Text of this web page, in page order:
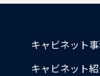
キャビネット
キャビネット